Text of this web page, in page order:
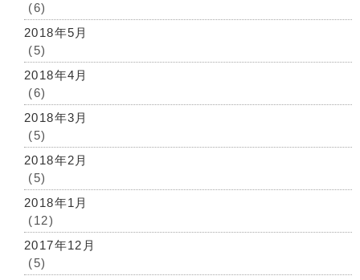
(6)
2018年5月
(5)
2018年4月
(6)
2018年3月
(5)
2018年2月
(5)
2018年1月
(12)
2017年12月
(5)